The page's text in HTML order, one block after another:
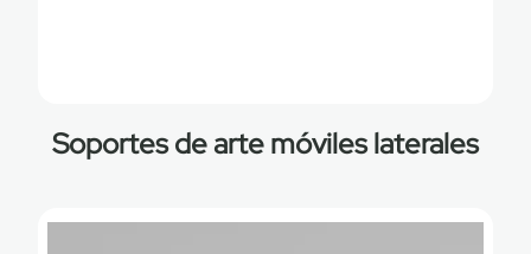
Soportes de arte móviles laterales